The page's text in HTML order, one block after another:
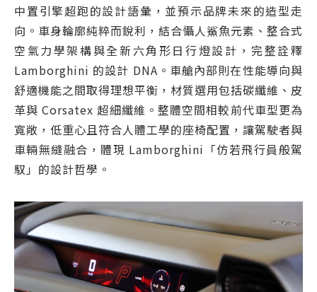
中置引擎超跑的設計語彙，並預示品牌未來的造型走
向。車身輪廓純粹而銳利，結合懾人鯊魚元素、整合式
空氣力學架構與全新六角形日行燈設計，完整詮釋
Lamborghini 的設計 DNA。車艙內部則在性能導向與
舒適機能之間取得理想平衡，材質選用包括碳纖維、皮
革與 Corsatex 超細纖維。整體空間相較前代車型更為
寬敞，低重心且符合人體工學的座椅配置，讓駕駛者與
車輛無縫融合，體現 Lamborghini「仿若飛行員般駕
馭」的設計哲學。